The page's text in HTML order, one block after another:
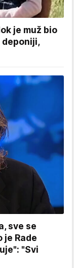
je muž bio
deponiji,
sve se
je Rade
"Svi